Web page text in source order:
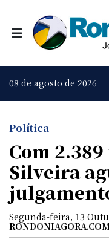
08 de agosto de 2026
Política
Com
Silveira
Segunda-feira, 13